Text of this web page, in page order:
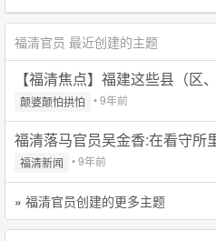
福清官员 最近创建的主题
【福清焦点】福建这些县（区
颠婆颠怕拱怕 • 9年前
福清落马官员吴金香:在看守所
福清新闻 • 9年前
» 福清官员创建的更多主题